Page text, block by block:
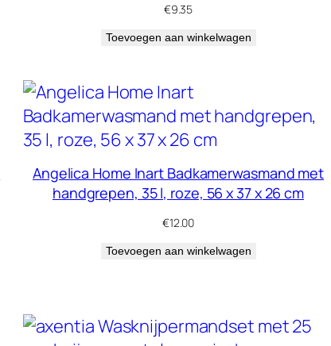
€9.35
Toevoegen aan winkelwagen
Angelica Home Inart Badkamerwasmand met
handgrepen, 35 l, roze, 56 x 37 x 26 cm
€12.00
Toevoegen aan winkelwagen